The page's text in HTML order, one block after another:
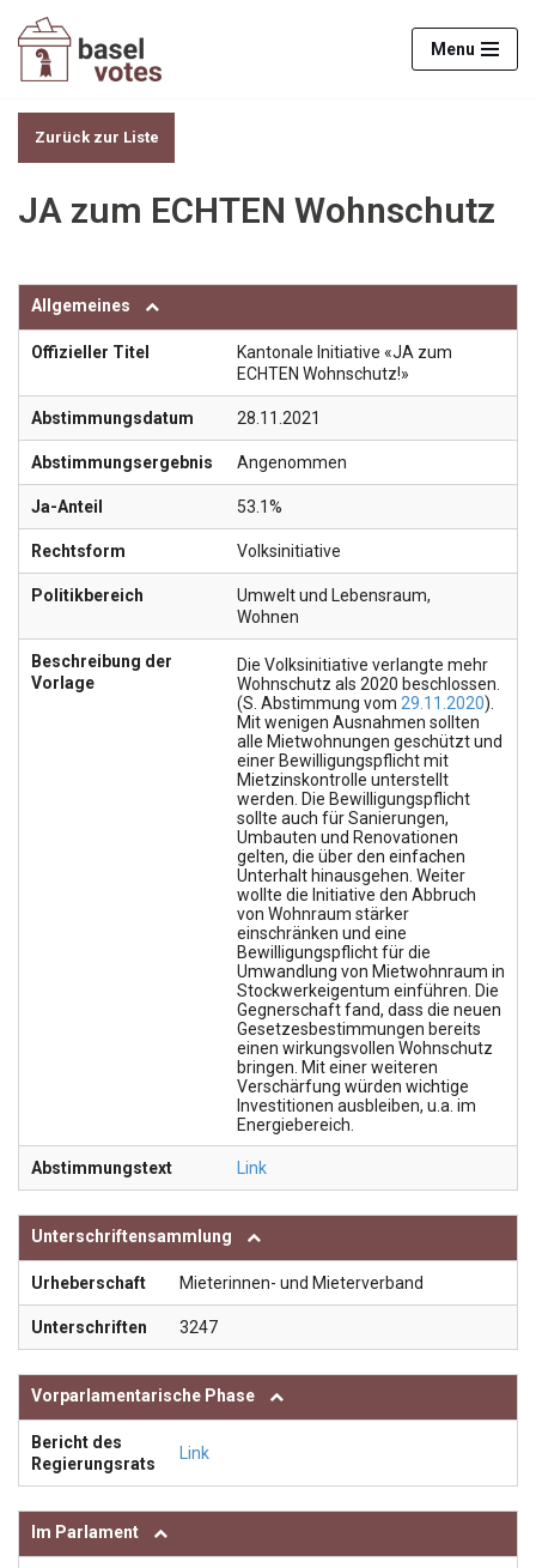
Zum
Menu
Zurück zur Liste
JA zum ECHTEN Wohnschutz
Allgemeines
Offizieller Titel
Kantonale Initiative «JA zum
ECHTEN Wohnschutz!»
Abstimmungsdatum 28.11.2021
Abstimmungsergebnis Angenommen
Ja-Anteil 53.1%
Rechtsform Volksinitiative
Politikbereich Umwelt und Lebensraum,
Wohnen
Beschreibung der
Vorlage
Die Volksinitiative verlangte mehr
Wohnschutz als 2020 beschlossen.
(S. Abstimmung vom 29.11.2020).
Mit wenigen Ausnahmen sollten
alle Mietwohnungen geschützt und
einer Bewilligungspflicht mit
Mietzinskontrolle unterstellt
werden. Die Bewilligungspflicht
sollte auch für Sanierungen,
Umbauten und Renovationen
gelten, die über den einfachen
Unterhalt hinausgehen. Weiter
wollte die Initiative den Abbruch
von Wohnraum stärker
einschränken und eine
Bewilligungspflicht für die
Umwandlung von Mietwohnraum in
Stockwerkeigentum einführen. Die
Gegnerschaft fand, dass die neuen
Gesetzesbestimmungen bereits
einen wirkungsvollen Wohnschutz
bringen. Mit einer weiteren
Verschärfung würden wichtige
Investitionen ausbleiben, u.a. im
Energiebereich.
Abstimmungstext Link
Unterschriftensammlung
Urheberschaft Mieterinnen- und Mieterverband
Unterschriften 3247
Vorparlamentarische Phase
Bericht des
Regierungsrats
Link
Im Parlament